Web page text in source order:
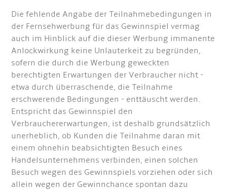
Die fehlende Angabe der Teilnahmebedingungen in
der Fernsehwerbung für das Gewinnspiel vermag
auch im Hinblick auf die dieser Werbung immanente
Anlockwirkung keine Unlauterkeit zu begründen,
sofern die durch die Werbung geweckten
berechtigten Erwartungen der Verbraucher nicht -
etwa durch überraschende, die Teilnahme
erschwerende Bedingungen - enttäuscht werden.
Entspricht das Gewinnspiel den
Verbrauchererwartungen, ist deshalb grundsätzlich
unerheblich, ob Kunden die Teilnahme daran mit
einem ohnehin beabsichtigten Besuch eines
Handelsunternehmens verbinden, einen solchen
Besuch wegen des Gewinnspiels vorziehen oder sich
allein wegen der Gewinnchance spontan dazu